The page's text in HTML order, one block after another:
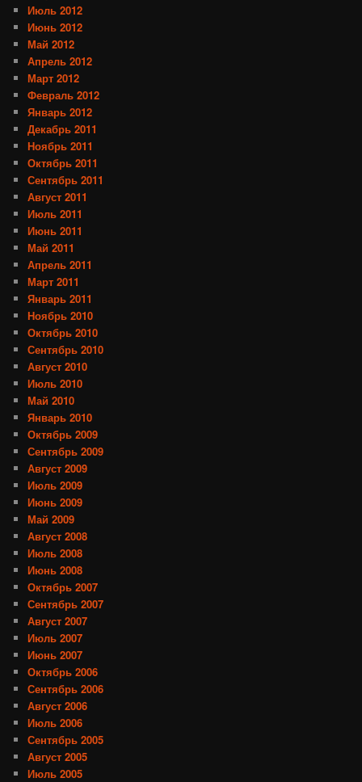
Июль 2012
Июнь 2012
Май 2012
Апрель 2012
Март 2012
Февраль 2012
Январь 2012
Декабрь 2011
Ноябрь 2011
Октябрь 2011
Сентябрь 2011
Август 2011
Июль 2011
Июнь 2011
Май 2011
Апрель 2011
Март 2011
Январь 2011
Ноябрь 2010
Октябрь 2010
Сентябрь 2010
Август 2010
Июль 2010
Май 2010
Январь 2010
Октябрь 2009
Сентябрь 2009
Август 2009
Июль 2009
Июнь 2009
Май 2009
Август 2008
Июль 2008
Июнь 2008
Октябрь 2007
Сентябрь 2007
Август 2007
Июль 2007
Июнь 2007
Октябрь 2006
Сентябрь 2006
Август 2006
Июль 2006
Сентябрь 2005
Август 2005
Июль 2005